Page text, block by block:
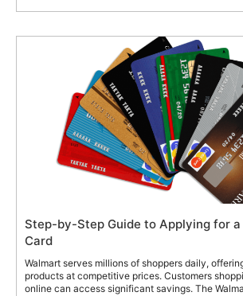
Step-by-Step Guide to Applying for
Card
Walmart serves millions of shoppers daily,
products at competitive prices. Customers
online can access significant savings. The